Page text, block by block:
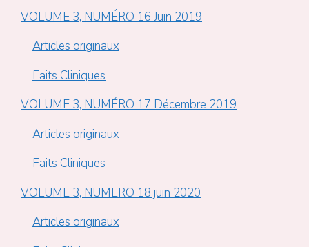
VOLUME 3, NUMÉRO 16 Juin 2019
Articles originaux
Faits Cliniques
VOLUME 3, NUMÉRO 17 Décembre 2019
Articles originaux
Faits Cliniques
VOLUME 3, NUMERO 18 juin 2020
Articles originaux